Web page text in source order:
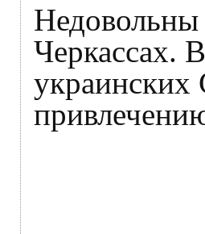
Недовольны
Черкассах.